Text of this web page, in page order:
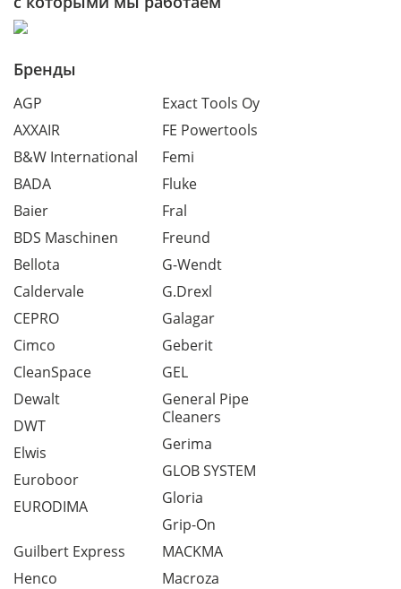
Бренды
AGP
AXXAIR
B&W International
BADA
Baier
BDS Maschinen
Bellota
Caldervale
CEPRO
Cimco
CleanSpace
Dewalt
DWT
Elwis
Euroboor
EURODIMA
Exact Tools Oy
FE Powertools
Femi
Fluke
Fral
Freund
G-Wendt
G.Drexl
Galagar
Geberit
GEL
General Pipe
Cleaners
Gerima
GLOB SYSTEM
Gloria
Grip-On
Guilbert Express
Henco
MACKMA
Macroza